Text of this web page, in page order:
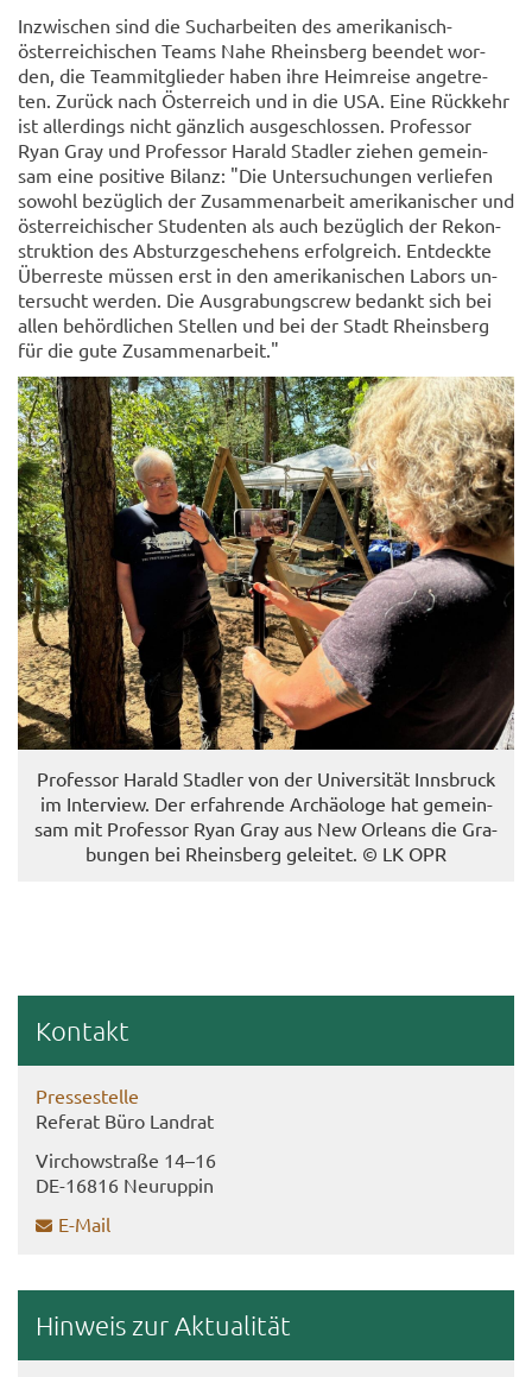
In­zwi­schen sind die Such­ar­bei­ten des amerikanisch-​
österreichischen Teams Nahe Rheins­berg be­en­det wor­
den, die Team­mit­glie­der haben ihre Heim­rei­se an­ge­tre­
ten. Zu­rück nach Ös­ter­reich und in die USA. Eine Rück­kehr
ist al­ler­dings nicht gänz­lich aus­ge­schlos­sen. Pro­fes­sor
Ryan Gray und Pro­fes­sor Ha­rald Stad­ler zie­hen ge­mein­
sam eine po­si­ti­ve Bi­lanz: "Die Un­ter­su­chun­gen ver­lie­fen
so­wohl be­züg­lich der Zu­sam­men­ar­beit ame­ri­ka­ni­scher und
ös­ter­rei­chi­scher Stu­den­ten als auch be­züg­lich der Re­kon­
struk­ti­on des Ab­sturz­ge­sche­hens er­folg­reich. Ent­deck­te
Über­res­te müs­sen erst in den ame­ri­ka­ni­schen La­bors un­
ter­sucht wer­den. Die Aus­gra­bungs­crew be­dankt sich bei
allen be­hörd­li­chen Stel­len und bei der Stadt Rheins­berg
für die gute Zu­sam­men­ar­beit."
Pro­fes­sor Ha­rald Stad­ler von der Uni­ver­si­tät Inns­bruck
im In­ter­view. Der er­fah­ren­de Ar­chäo­lo­ge hat ge­mein­
sam mit Pro­fes­sor Ryan Gray aus New Or­leans die Gra­
bun­gen bei Rheins­berg ge­lei­tet. © LK OPR
Kon­takt
Pres­se­stel­le
Re­fe­rat Büro Land­rat
Virch­ow­stra­ße 14–16
DE-​16816 Neu­rup­pin
E-​Mail
Hin­weis zur Ak­tua­li­tät